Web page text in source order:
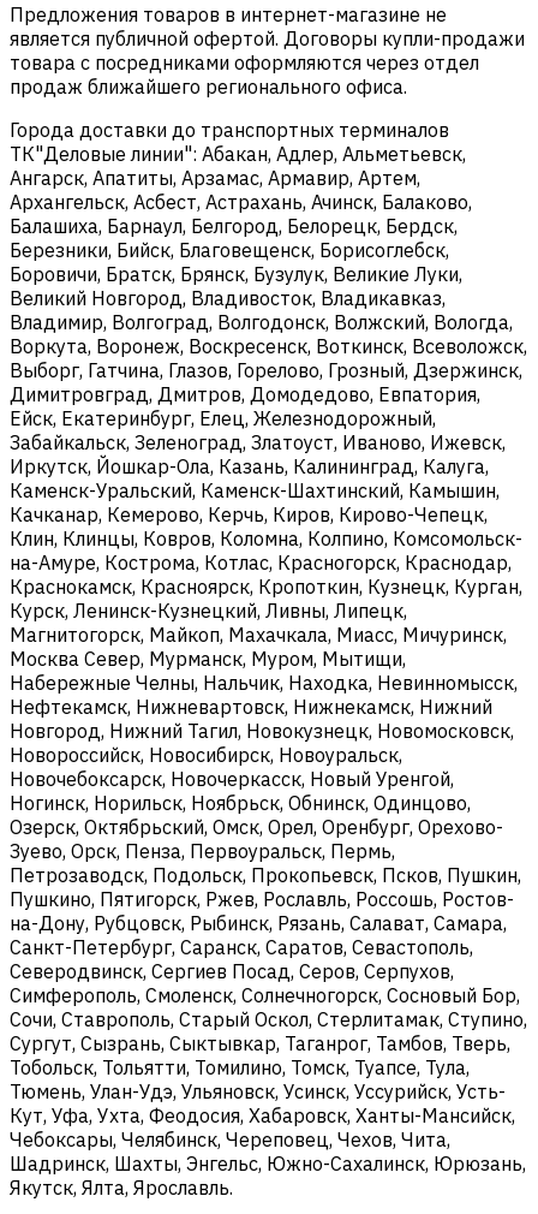
Предложения товаров в интернет-магазине не
является публичной офертой. Договоры купли-продажи
товара с посредниками оформляются через отдел
продаж ближайшего регионального офиса.
Города доставки до транспортных терминалов
ТК"Деловые линии": Абакан, Адлер, Альметьевск,
Ангарск, Апатиты, Арзамас, Армавир, Артем,
Архангельск, Асбест, Астрахань, Ачинск, Балаково,
Балашиха, Барнаул, Белгород, Белорецк, Бердск,
Березники, Бийск, Благовещенск, Борисоглебск,
Боровичи, Братск, Брянск, Бузулук, Великие Луки,
Великий Новгород, Владивосток, Владикавказ,
Владимир, Волгоград, Волгодонск, Волжский, Вологда,
Воркута, Воронеж, Воскресенск, Воткинск, Всеволожск,
Выборг, Гатчина, Глазов, Горелово, Грозный, Дзержинск,
Димитровград, Дмитров, Домодедово, Евпатория,
Ейск, Екатеринбург, Елец, Железнодорожный,
Забайкальск, Зеленоград, Златоуст, Иваново, Ижевск,
Иркутск, Йошкар-Ола, Казань, Калининград, Калуга,
Каменск-Уральский, Каменск-Шахтинский, Камышин,
Качканар, Кемерово, Керчь, Киров, Кирово-Чепецк,
Клин, Клинцы, Ковров, Коломна, Колпино, Комсомольск-
на-Амуре, Кострома, Котлас, Красногорск, Краснодар,
Краснокамск, Красноярск, Кропоткин, Кузнецк, Курган,
Курск, Ленинск-Кузнецкий, Ливны, Липецк,
Магнитогорск, Майкоп, Махачкала, Миасс, Мичуринск,
Москва Север, Мурманск, Муром, Мытищи,
Набережные Челны, Нальчик, Находка, Невинномысск,
Нефтекамск, Нижневартовск, Нижнекамск, Нижний
Новгород, Нижний Тагил, Новокузнецк, Новомосковск,
Новороссийск, Новосибирск, Новоуральск,
Новочебоксарск, Новочеркасск, Новый Уренгой,
Ногинск, Норильск, Ноябрьск, Обнинск, Одинцово,
Озерск, Октябрьский, Омск, Орел, Оренбург, Орехово-
Зуево, Орск, Пенза, Первоуральск, Пермь,
Петрозаводск, Подольск, Прокопьевск, Псков, Пушкин,
Пушкино, Пятигорск, Ржев, Рославль, Россошь, Ростов-
на-Дону, Рубцовск, Рыбинск, Рязань, Салават, Самара,
Санкт-Петербург, Саранск, Саратов, Севастополь,
Северодвинск, Сергиев Посад, Серов, Серпухов,
Симферополь, Смоленск, Солнечногорск, Сосновый Бор,
Сочи, Ставрополь, Старый Оскол, Стерлитамак, Ступино,
Сургут, Сызрань, Сыктывкар, Таганрог, Тамбов, Тверь,
Тобольск, Тольятти, Томилино, Томск, Туапсе, Тула,
Тюмень, Улан-Удэ, Ульяновск, Усинск, Уссурийск, Усть-
Кут, Уфа, Ухта, Феодосия, Хабаровск, Ханты-Мансийск,
Чебоксары, Челябинск, Череповец, Чехов, Чита,
Шадринск, Шахты, Энгельс, Южно-Сахалинск, Юрюзань,
Якутск, Ялта, Ярославль.